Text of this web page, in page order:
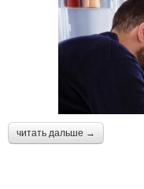
читать дальше →